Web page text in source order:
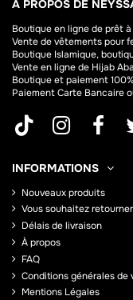
À PROPOS DE
Boutique en ligne deprêt à
Vente de vêtements pour
Boutique Islamique,
Vente en ligne de Hijab
Boutique et paiement
Paiement Carte Bancaire
INFORMATIONS
Nouveaux produits
Vous souhaitez
Délais de livraison
À propos
FAQ
Conditions générales de
Mentions Légales